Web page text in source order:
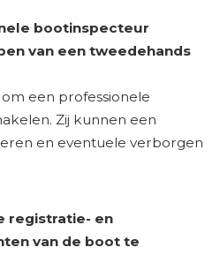
bootinspecteur
van een tweedehands
een professionele
Zij kunnen een
en eventuele verborgen
registratie- en
van de boot te